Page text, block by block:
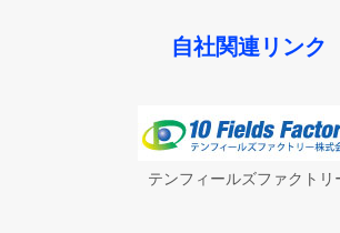
自社関連リンク
テンフィールズファクトリ